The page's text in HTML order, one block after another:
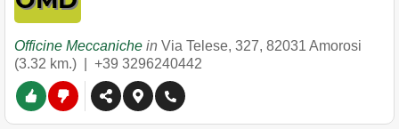
Officine Meccaniche in Via Telese, 327, 82031 Amorosi
(3.32 km.) | +39 3296240442